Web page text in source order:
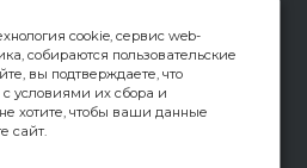
сайте информация, касающаяся
характер и не является
положениями ст 437
на данном сайте информация
в любое время без
cookie, сервис web-
собираются пользовательские
вы подтверждаете, что
условиями их сбора и
хотите, чтобы ваши данные
сайт.